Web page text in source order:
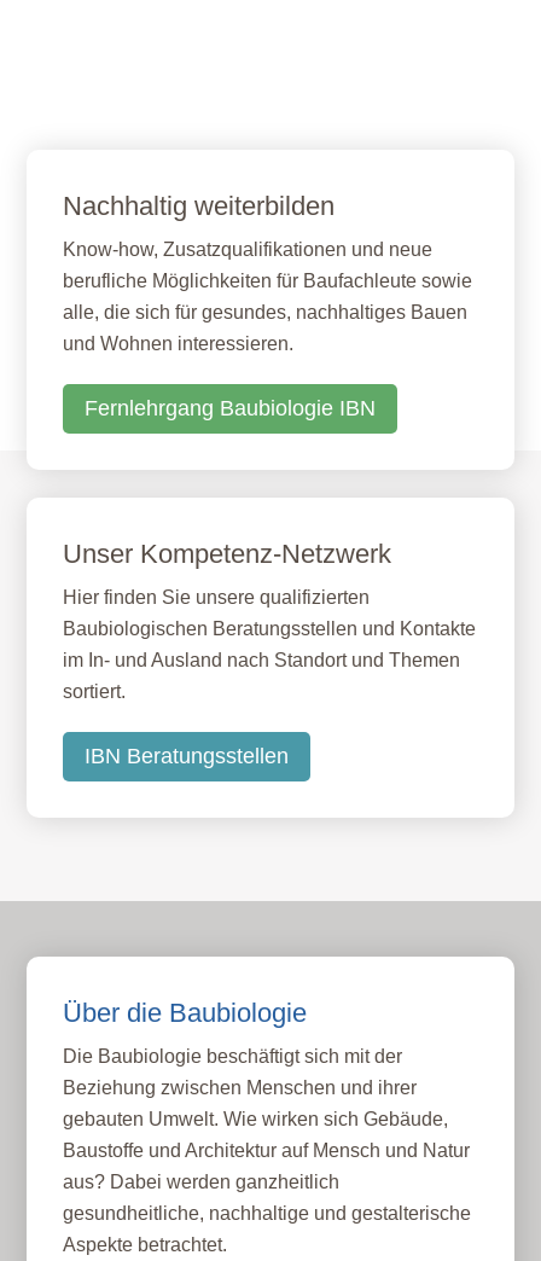
Nachhaltig weiterbilden
Know-how, Zusatzqualifikationen und neue
berufliche Möglichkeiten für Baufachleute sowie
alle, die sich für gesundes, nachhaltiges Bauen
und Wohnen interessieren.
Fernlehrgang Baubiologie IBN
Unser Kompetenz-Netzwerk
Hier finden Sie unsere qualifizierten
Baubiologischen Beratungsstellen und Kontakte
im In- und Ausland nach Standort und Themen
sortiert.
IBN Beratungsstellen
Über die Baubiologie
Die Baubiologie beschäftigt sich mit der
Beziehung zwischen Menschen und ihrer
gebauten Umwelt. Wie wirken sich Gebäude,
Baustoffe und Architektur auf Mensch und Natur
aus? Dabei werden ganzheitlich
gesundheitliche, nachhaltige und gestalterische
Aspekte betrachtet.